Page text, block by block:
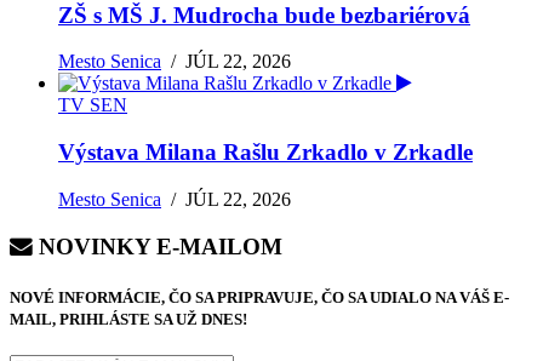
ZŠ s MŠ J. Mudrocha bude bezbariérová
Mesto Senica /JÚL 22, 2026
TV SEN
Výstava Milana Rašlu Zrkadlo v Zrkadle
Mesto Senica /JÚL 22, 2026
NOVINKY E-MAILOM
NOVÉ INFORMÁCIE, ČO SA PRIPRAVUJE, ČO SA UDIALO NA VÁŠ E-
MAIL, PRIHLÁSTE SA UŽ DNES!